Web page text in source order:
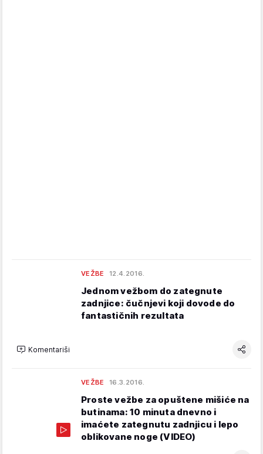
VEŽBE 12.4.2016.
Jednom vežbom do zategnute
zadnjice: čučnjevi koji dovode do
fantastičnih rezultata
Komentariši
VEŽBE 16.3.2016.
Proste vežbe za opuštene mišiće na
butinama: 10 minuta dnevno i
imaćete zategnutu zadnjicu i lepo
oblikovane noge (VIDEO)